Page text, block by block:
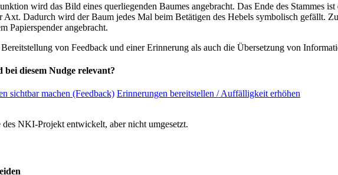
wird das Bild eines querliegenden Baumes angebracht. Das Ende des Stammes
Dadurch wird der Baum jedes Mal beim Betätigen des Hebels symbolisch gefällt.
Papierspender angebracht.
von Feedback und einer Erinnerung als auch die Übersetzung von
diesem Nudge relevant?
sichtbar machen (Feedback) Erinnerungen bereitstellen / Auffälligkeit erhöhen
NKI-Projekt entwickelt, aber nicht umgesetzt.